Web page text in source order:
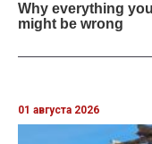
01 августа 2026